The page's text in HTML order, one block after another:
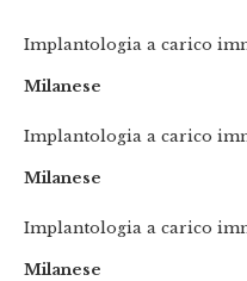
Implantologia a carico
Milanese
Implantologia a carico
Milanese
Implantologia a carico
Milanese